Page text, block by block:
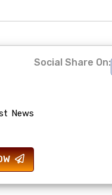
News
Social Share On: